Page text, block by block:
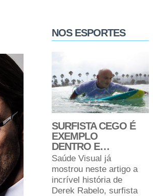
NOS ESPORTES
SURFISTA CEGO É
EXEMPLO
DENTRO E…
Saúde Visual já
mostrou neste artigo a
incrível história de
Derek Rabelo, surfista